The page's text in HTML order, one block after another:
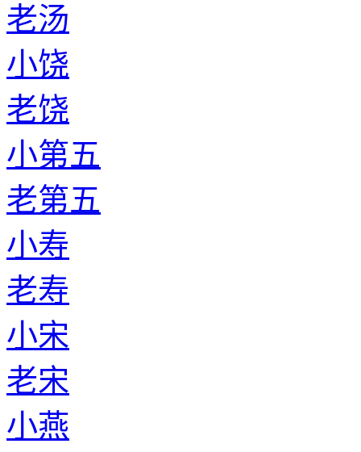
老汤
小饶
老饶
小第五
老第五
小寿
老寿
小宋
老宋
小燕